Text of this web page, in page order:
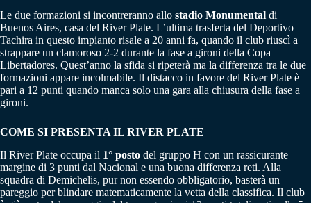
Le due formazioni si incontreranno allo stadio Monumental di
Buenos Aires, casa del River Plate. L’ultima trasferta del Deportivo
Tachira in questo impianto risale a 20 anni fa, quando il club riuscì a
strappare un clamoroso 2-2 durante la fase a gironi della Copa
Libertadores. Quest’anno la sfida si ripeterà ma la differenza tra le due
formazioni appare incolmabile. Il distacco in favore del River Plate è
pari a 12 punti quando manca solo una gara alla chiusura della fase a
gironi.
COME SI PRESENTA IL RIVER PLATE
Il River Plate occupa il 1° posto del gruppo H con un rassicurante
margine di 3 punti dal Nacional e una buona differenza reti. Alla
squadra di Demichelis, pur non essendo obbligatorio, basterà un
pareggio per blindare matematicamente la vetta della classifica. Il club